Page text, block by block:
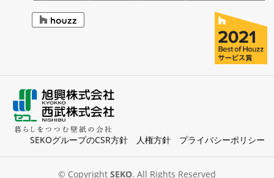
SEKOグループのCSR方針 人権方針 プライバシーポリシー
© Copyright SEKO. All Rights Reserved